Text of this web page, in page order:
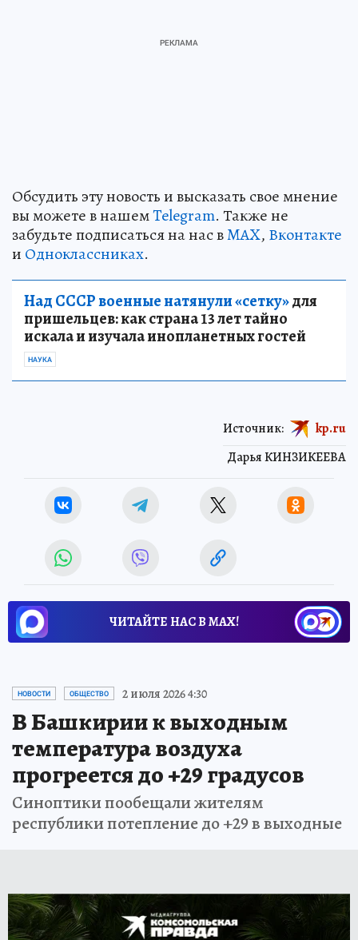
Обсудить эту новость и высказать свое мнение
вы можете в нашемTelegram. Также не
забудьте подписаться на нас вMAX, Вконтакте
и Одноклассниках.
Над СССР военные натянули «сетку»для
пришельцев: как страна 13 лет тайно
искала и изучала инопланетных гостей
НАУКА
Дарья КИНЗИКЕЕВА
Источник: kp.ru
ЧИТАЙТЕ НАС В МАХ!
НОВОСТИ ОБЩЕСТВО 2 июля 2026 4:30
В Башкирии к выходным
температура воздуха
прогреется до +29 градусов
Синоптики пообещали жителям
республики потепление до +29 в выходные